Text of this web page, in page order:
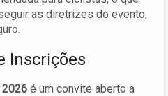
as diretrizes do evento,
Inscrições
2026 é um convite aberto a